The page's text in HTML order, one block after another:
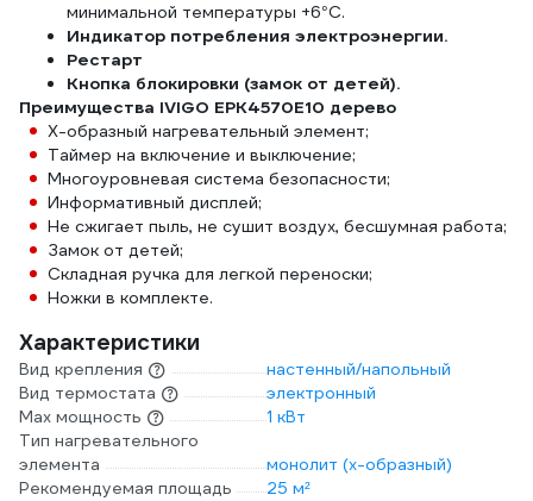
минимальной температуры +6°С.
Индикатор потребления электроэнергии.
Рестарт
Кнопка блокировки (замок от детей).
Преимущества IVIGO EPK4570E10 дерево
Х-образный нагревательный элемент;
Таймер на включение и выключение;
Многоуровневая система безопасности;
Информативный дисплей;
Не сжигает пыль, не сушит воздух, бесшумная работа;
Замок от детей;
Складная ручка для легкой переноски;
Ножки в комплекте.
Характеристики
Вид крепления
настенный/напольный
Вид термостата
электронный
Max мощность
1 кВт
Тип нагревательного
элемента
монолит (х-образный)
Рекомендуемая площадь
25 м²